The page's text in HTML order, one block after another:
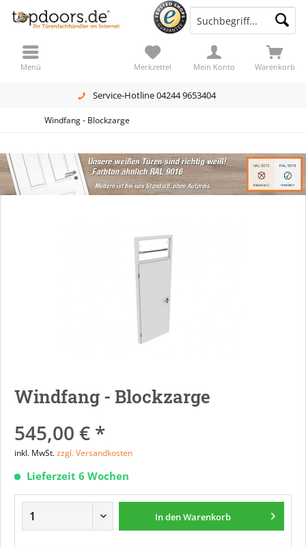
Service-Hotline 04244 9653404
Warenkorb
Merkzettel Mein Konto
Menü
Windfang - Blockzarge
Windfang - Blockzarge
545,00 € *
inkl. MwSt.zzgl. Versandkosten
Lieferzeit 6 Wochen
In denWarenkorb